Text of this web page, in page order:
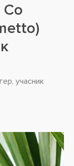
Со
учасник